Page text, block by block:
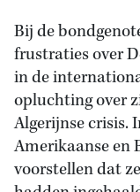
Bij de
frustraties over
in de
opluchting over
Algerijnse crisis.
Amerikaanse en
voorstellen dat